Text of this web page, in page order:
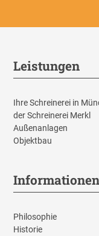
Leistungen
Ihre Schreinerei in
der Schreinerei Merkl
Außenanlagen
Objektbau
Informationen
Philosophie
Historie